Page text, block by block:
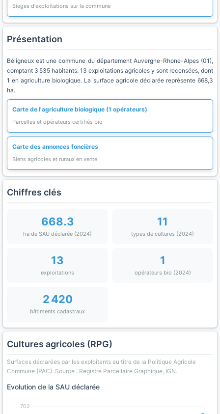
Sieges d'exploitations sur la commune
Présentation
Béligneux est une commune du département Auvergne-Rhone-Alpes (01),
comptant 3 535 habitants. 13 exploitations agricoles y sont recensées, dont
1 en agriculture biologique. La surface agricole déclarée représente 668,3
ha.
Carte de l'agriculture biologique (1 opérateurs)
Parcelles et opérateurs certifiés bio
Carte des annonces foncières
Biens agricoles et ruraux en vente
Chiffres clés
668.3
ha de SAU déclarée (2024)
11
types de cultures (2024)
13
exploitations
1
opérateurs bio (2024)
2 420
bâtiments cadastraux
Cultures agricoles (RPG)
Surfaces déclarées par les exploitants au titre de la Politique Agricole
Commune (PAC). Source : Registre Parcellaire Graphique, IGN.
Evolution de la SAU déclarée
702